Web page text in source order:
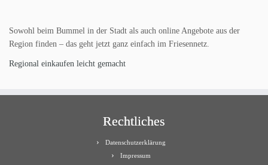
Sowohl beim Bummel in der Stadt als auch online Angebote aus der
Region finden – das geht jetzt ganz einfach im Friesennetz.
Regional einkaufen leicht gemacht
Rechtliches
Datenschutzerklärung
Impressum